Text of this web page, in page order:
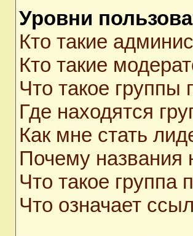
Уровни
Кто такие
Кто такие
Что такое группы
Где находятся
Как мне стать
Почему названия
Что такое группа
Что означает